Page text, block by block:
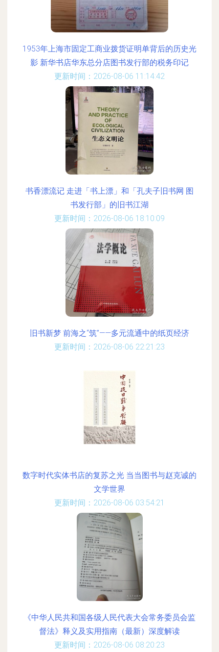
1953年上海市固定工商业拨货证明单背后的历史光
影 新华书店华东总分店图书发行部的税务印记
更新时间：2026-08-06 11:14:42
书香漂流记 走进「书上漂」和「孔夫子旧书网 图
书发行部」的旧书江湖
更新时间：2026-08-06 18:10:09
旧书新梦 前海之“筑”——多元流通中的纸页经济
更新时间：2026-08-06 22:21:23
数字时代实体书店的复苏之光 当当图书与赵克诚的
文学世界
更新时间：2026-08-06 03:54:21
《中华人民共和国各级人民代表大会常务委员会监
督法》释义及实用指南（最新）深度解读
更新时间：2026-08-06 08:20:23